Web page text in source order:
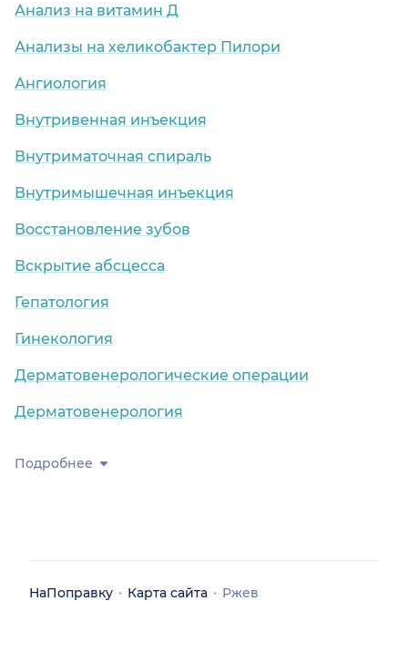
Анализ на витамин Д
Анализы на хеликобактер Пилори
Ангиология
Внутривенная инъекция
Внутриматочная спираль
Внутримышечная инъекция
Восстановление зубов
Вскрытие абсцесса
Гепатология
Гинекология
Дерматовенерологические операции
Дерматовенерология
Подробнее
НаПоправку Карта сайта Ржев